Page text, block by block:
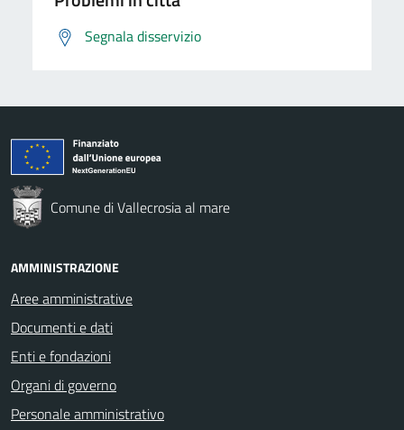
Segnala disservizio
Comune di Vallecrosia al mare
AMMINISTRAZIONE
Aree amministrative
Documenti e dati
Enti e fondazioni
Organi di governo
Personale amministrativo